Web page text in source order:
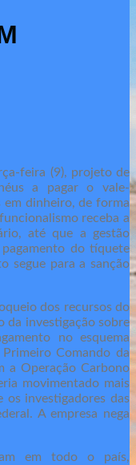
feira (9), projeto de
a pagar o vale-
em dinheiro, de forma
receba a
até que a gestão
do tíquete
segue para a sanção
dos recursos do
da investigação sobre
no esquema
Comando da
a Operação Carbono
movimentado mais
investigadores das
A empresa nega
em todo o país,